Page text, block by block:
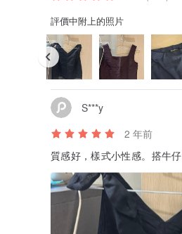
評價中附上的照片
S***y
2 年前
質感好，樣式小性感。搭牛仔